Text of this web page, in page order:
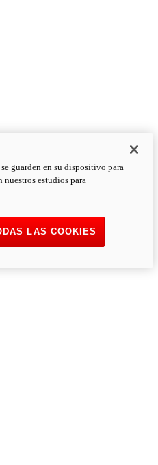
guarden en su dispositivo para
estudios para
LAS COOKIES